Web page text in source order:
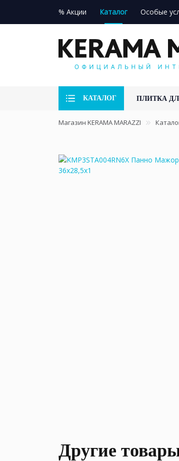
% Акции Каталог Особые
КАТАЛОГ ПЛИТКА
Магазин KERAMA MARAZZI
Другие